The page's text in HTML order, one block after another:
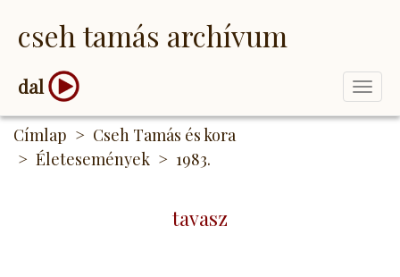
cseh tamás archívum
dal
Címlap
Cseh Tamás és kora
Életesemények
1983.
tavasz